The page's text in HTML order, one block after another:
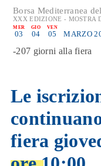
Borsa Mediterranea
XXX EDIZIONE - MOSTRA
MER
03
GIO
04
VEN
05 MARZO
-207 giorni alla fiera
Le
fiera